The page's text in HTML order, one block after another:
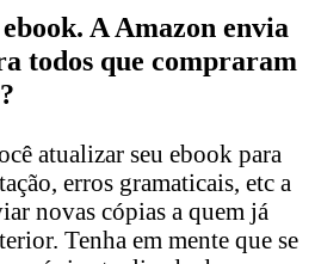
A Amazon envia
todos que compraram
atualizar seu ebook para
erros gramaticais, etc a
novas cópias a quem já
Tenha em mente que se